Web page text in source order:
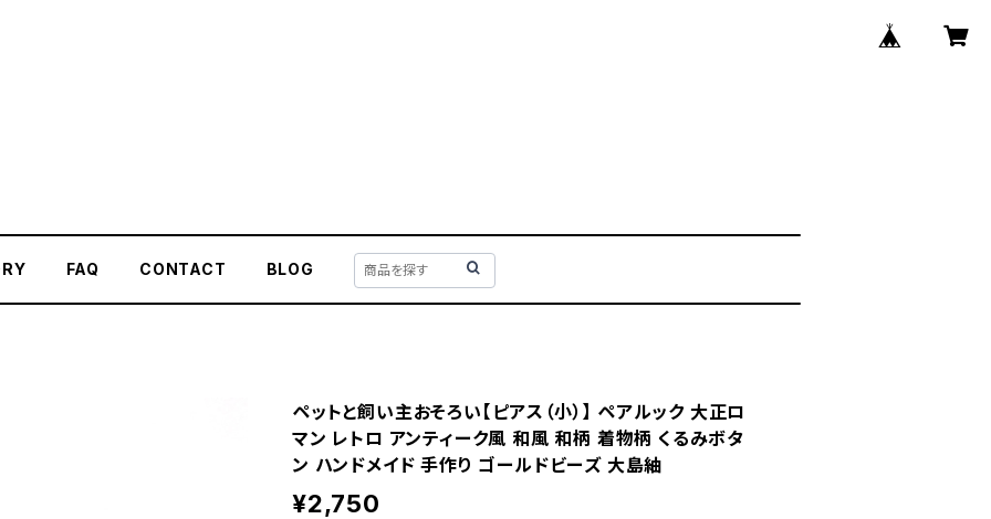
FAQ CONTACT BLOG
ペットと飼い主おそろい【ピアス（小）】 ペアルック 大正ロ
マン レトロ アンティーク風 和風 和柄 着物柄 くるみボタ
ン ハンドメイド 手作り ゴールドビーズ 大島紬
¥2,750